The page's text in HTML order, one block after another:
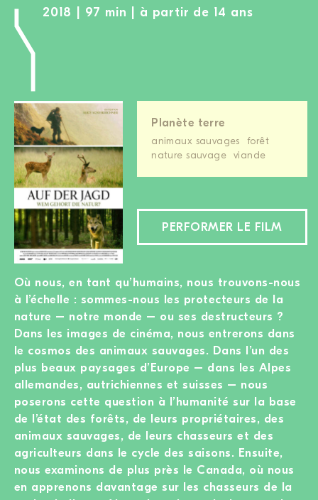
2018 | 97 min | à partir de 14 ans
Planète terre
animaux sauvages
forêt
nature sauvage
viande
PERFORMER LE FILM
Où nous, en tant qu’humains, nous trouvons-nous
à l’échelle : sommes-nous les protecteurs de la
nature – notre monde – ou ses destructeurs ?
Dans les images de cinéma, nous entrerons dans
le cosmos des animaux sauvages. Dans l’un des
plus beaux paysages d’Europe – dans les Alpes
allemandes, autrichiennes et suisses – nous
poserons cette question à l’humanité sur la base
de l’état des forêts, de leurs propriétaires, des
animaux sauvages, de leurs chasseurs et des
agriculteurs dans le cycle des saisons. Ensuite,
nous examinons de plus près le Canada, où nous
en apprenons davantage sur les chasseurs de la